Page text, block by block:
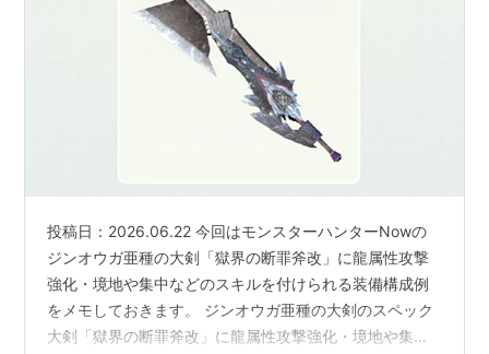
投稿日：2026.06.22 今回はモンスターハンターNowの
ジンオウガ亜種の大剣「獄界の断罪斧改」に龍属性攻撃
強化・境地や集中などのスキルを付けられる装備構成例
をメモしておきます。 ジンオウガ亜種の大剣のスペック
大剣「獄界の断罪斧改」に龍属性攻撃強化・境地や集中